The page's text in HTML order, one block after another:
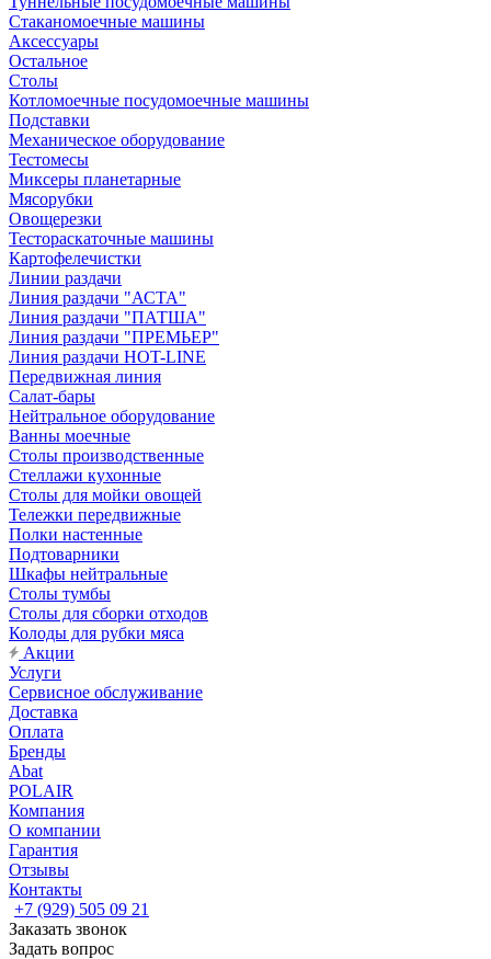
Стаканомоечные машины
Аксессуары
Остальное
Столы
Котломоечные посудомоечные машины
Подставки
Механическое оборудование
Тестомесы
Миксеры планетарные
Мясорубки
Овощерезки
Тестораскаточные машины
Картофелечистки
Линии раздачи
Линия раздачи "АСТА"
Линия раздачи "ПАТША"
Линия раздачи "ПРЕМЬЕР"
Линия раздачи HOT-LINE
Передвижная линия
Салат-бары
Нейтральное оборудование
Ванны моечные
Столы производственные
Стеллажи кухонные
Столы для мойки овощей
Тележки передвижные
Полки настенные
Подтоварники
Шкафы нейтральные
Столы тумбы
Столы для сборки отходов
Колоды для рубки мяса
Акции
Услуги
Сервисное обслуживание
Доставка
Оплата
Бренды
Abat
POLAIR
Компания
О компании
Гарантия
Отзывы
Контакты
+7 (929) 505 09 21
Заказать звонок
Задать вопрос